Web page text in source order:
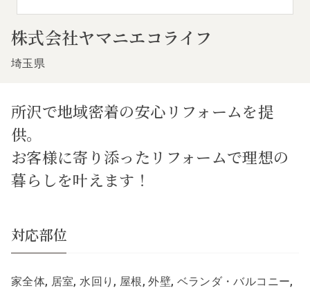
株式会社ヤマニエコライフ
埼玉県
所沢で地域密着の安心リフォームを提
供。
お客様に寄り添ったリフォームで理想の
暮らしを叶えます！
対応部位
家全体, 居室, 水回り, 屋根, 外壁, ベランダ・バルコニー,